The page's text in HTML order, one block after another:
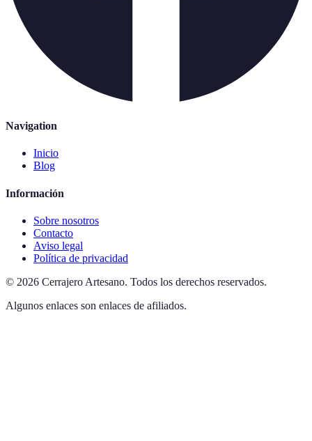
Navigation
Inicio
Blog
Información
Sobre nosotros
Contacto
Aviso legal
Política de privacidad
© 2026 Cerrajero Artesano. Todos los derechos reservados.
Algunos enlaces son enlaces de afiliados.